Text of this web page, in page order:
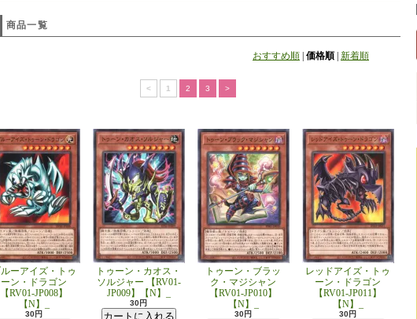
商品一覧
おすすめ順 価格順 新着順
< 1 2 3 >
ーアイズ・トゥ
ーン・ドラゴン
【RV01-JP008】
【N】_
30円
トゥーン・カオス・
ソルジャー 【RV01-
JP009】【N】_
30円
トゥーン・ブラッ
ク・マジシャン
【RV01-JP010】
【N】_
30円
レッドアイズ・トゥ
ーン・ドラゴン
【RV01-JP011】
【N】_
30円